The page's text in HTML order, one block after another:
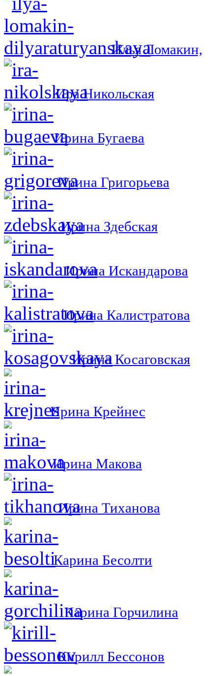
Илья Ломакин,
Ира Никольская
Ирина Бугаева
Ирина Григорьева
Ирина Здебская
Ирина Искандарова
Ирина Калистратова
Ирина Косаговская
Ирина Крейнес
Ирина Макова
Ирина Тиханова
Карина Бесолти
Карина Горчилина
Кирилл Бессонов